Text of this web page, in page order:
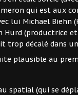
qui est aux
lui Michael Biehn
Hurd (productrice
trop décalé dans
plausible au
spatial (qui se